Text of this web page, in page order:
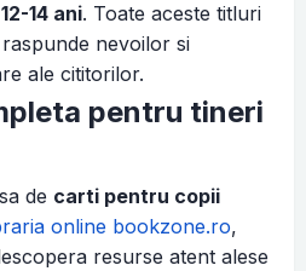
14 ani. Toate aceste titluri
nevoilor si
ale cititorilor.
pentru tineri
de carti pentru copii
online bookzone.ro,
resurse atent alese